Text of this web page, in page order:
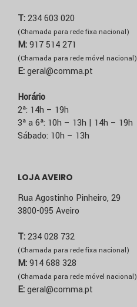
T:234 603 020
(Chamada para rede fixa nacional)
M:917 514 271
(Chamada para rede móvel nacional)
E:geral@comma.pt
Horário
2ª: 14h – 19h
3ª a 6ª: 10h – 13h | 14h – 19h
Sábado: 10h – 13h
LOJA AVEIRO
Rua Agostinho Pinheiro, 29
3800-095 Aveiro
T:234 028 732
(Chamada para rede fixa nacional)
M:914 688 328
(Chamada para rede móvel nacional)
E:geral@comma.pt